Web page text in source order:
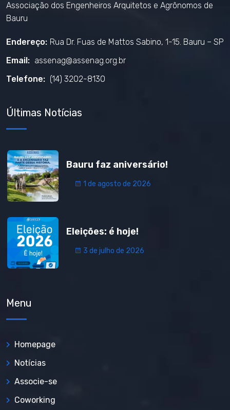
Associação dos Engenheiros Arquitetos e Agrônomos de
Bauru
Endereço: Rua Dr. Fuas de Mattos Sabino, 1-15. Bauru – SP
Email: assenag@assenag.org.br
Telefone: (14) 3202-8130
Últimas Notícias
Bauru faz aniversário!
1 de agosto de 2026
Eleições: é hoje!
3 de julho de 2026
Menu
Homepage
Notícias
Associe-se
Coworking